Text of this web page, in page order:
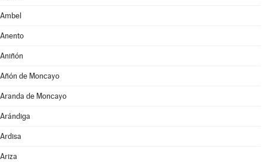
Ambel
Anento
Aniñón
Añón de Moncayo
Aranda de Moncayo
Arándiga
Ardisa
Ariza